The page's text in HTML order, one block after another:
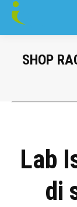
SHOP
Lab
di